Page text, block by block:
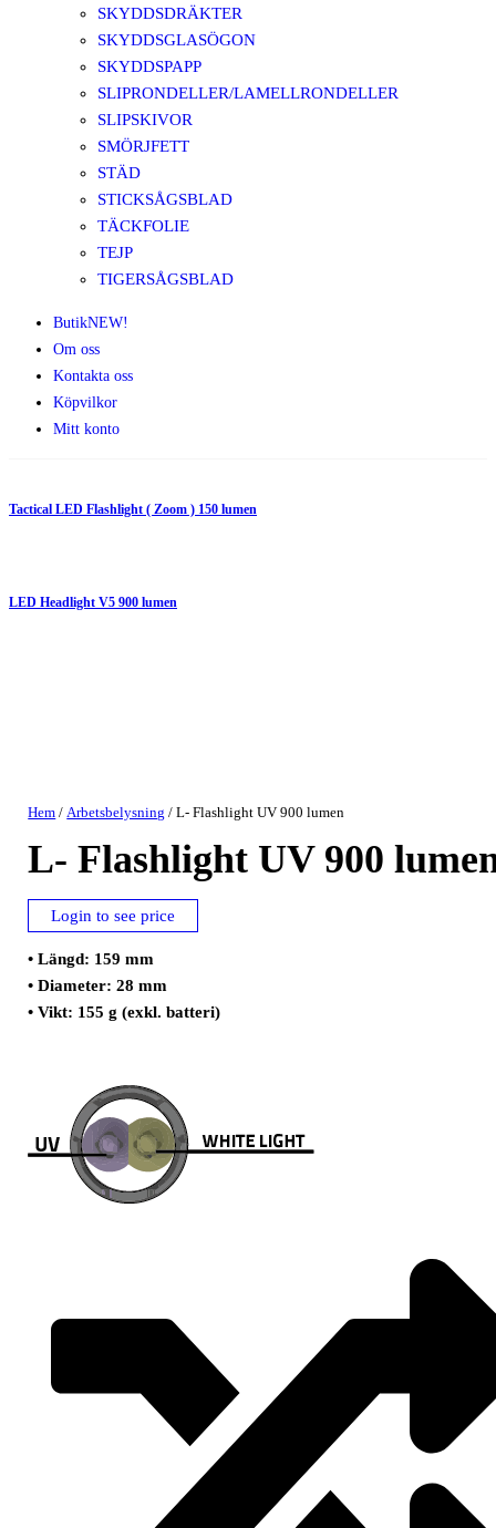
SKYDDSDRÄKTER
SKYDDSGLASÖGON
SKYDDSPAPP
SLIPRONDELLER/LAMELLRONDELLER
SLIPSKIVOR
SMÖRJFETT
STÄD
STICKSÅGSBLAD
TÄCKFOLIE
TEJP
TIGERSÅGSBLAD
ButikNEW!
Om oss
Kontakta oss
Köpvilkor
Mitt konto
Tactical LED Flashlight ( Zoom ) 150 lumen
LED Headlight V5 900 lumen
Hem /Arbetsbelysning / L- Flashlight UV 900 lumen
L- Flashlight UV 900
Login to see price
• Längd: 159 mm
• Diameter: 28 mm
• Vikt: 155 g (exkl. batteri)